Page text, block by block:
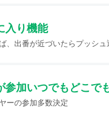
入り機能
、出番が近づいたらプッシ
参加いつでもどこで
ーの参加多数決定